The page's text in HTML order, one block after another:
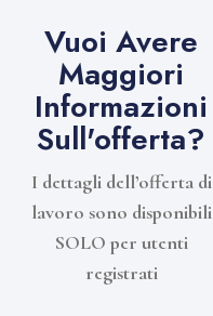
Vuoi Avere
Maggiori
Informazioni
Sull'offerta?
I dettagli dell’offerta di
lavoro sono disponibili
SOLO per utenti
registrati